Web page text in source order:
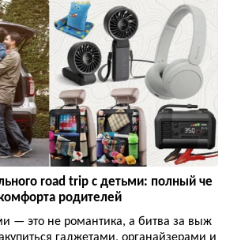
road trip с детьми: полный че
родителей
— это не романтика, а битва за выж